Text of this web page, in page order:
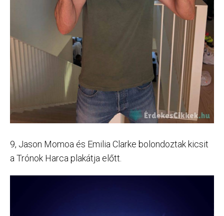
9, Jason Momoa és Emilia Clarke bolondoztak kicsit
a Trónok Harca plakátja előtt.